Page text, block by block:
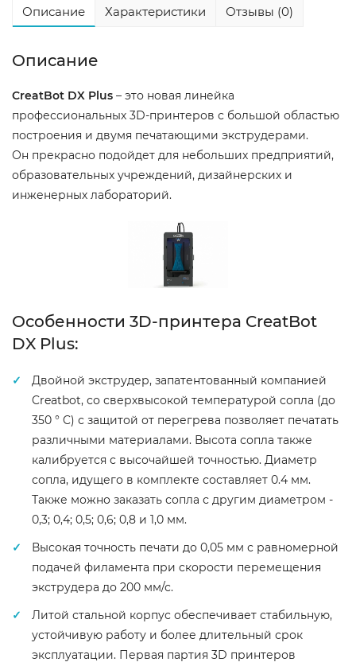
Описание Характеристики Отзывы (0)
Описание
CreatBot DX Plus – это новая линейка
профессиональных 3D-принтеров с большой областью
построения и двумя печатающими экструдерами.
Он прекрасно подойдет для небольших предприятий,
образовательных учреждений, дизайнерских и
инженерных лабораторий.
Особенности 3D-принтера CreatBot
DX Plus:
Двойной экструдер, запатентованный компанией
Creatbot, со сверхвысокой температурой сопла (до
350 ° C) с защитой от перегрева позволяет печатать
различными материалами. Высота сопла также
калибруется с высочайшей точностью. Диаметр
сопла, идущего в комплекте составляет 0.4 мм.
Также можно заказать сопла с другим диаметром -
0,3; 0,4; 0,5; 0,6; 0,8 и 1,0 мм.
Высокая точность печати до 0,05 мм с равномерной
подачей филамента при скорости перемещения
экструдера до 200 мм/с.
Литой стальной корпус обеспечивает стабильную,
устойчивую работу и более длительный срок
эксплуатации. Первая партия 3D принтеров